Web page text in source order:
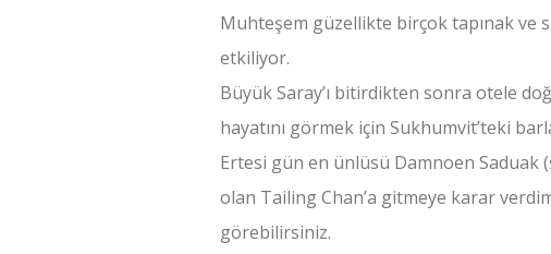
Muhteşem güzellikte birçok tapınak ve
etkiliyor.
Büyük Saray’ı bitirdikten sonra otele
hayatını görmek için Sukhumvit’teki
Ertesi gün en ünlüsü Damnoen Saduak
olan Tailing Chan’a gitmeye karar
görebilirsiniz.